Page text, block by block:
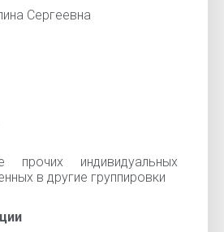
Сергеевна
прочих индивидуальных
в другие группировки